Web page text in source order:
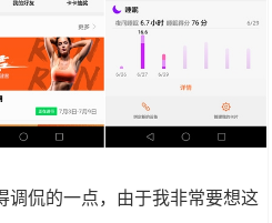
调侃的一点，由于我非常要想这